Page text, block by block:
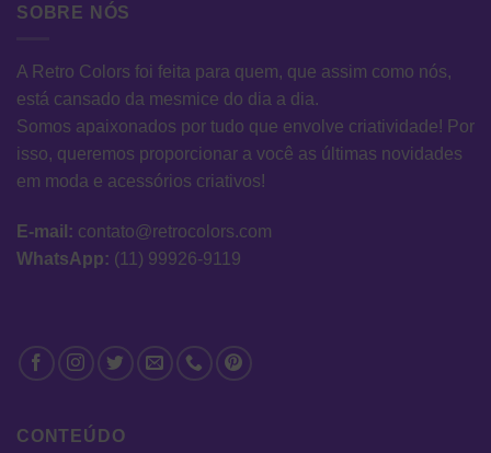
SOBRE NÓS
A Retro Colors foi feita para quem, que assim como nós,
está cansado da mesmice do dia a dia.
Somos apaixonados por tudo que envolve criatividade! Por
isso, queremos proporcionar a você as últimas novidades
em moda e acessórios criativos!
E-mail: contato@retrocolors.com
WhatsApp: (11) 99926-9119
CONTEÚDO